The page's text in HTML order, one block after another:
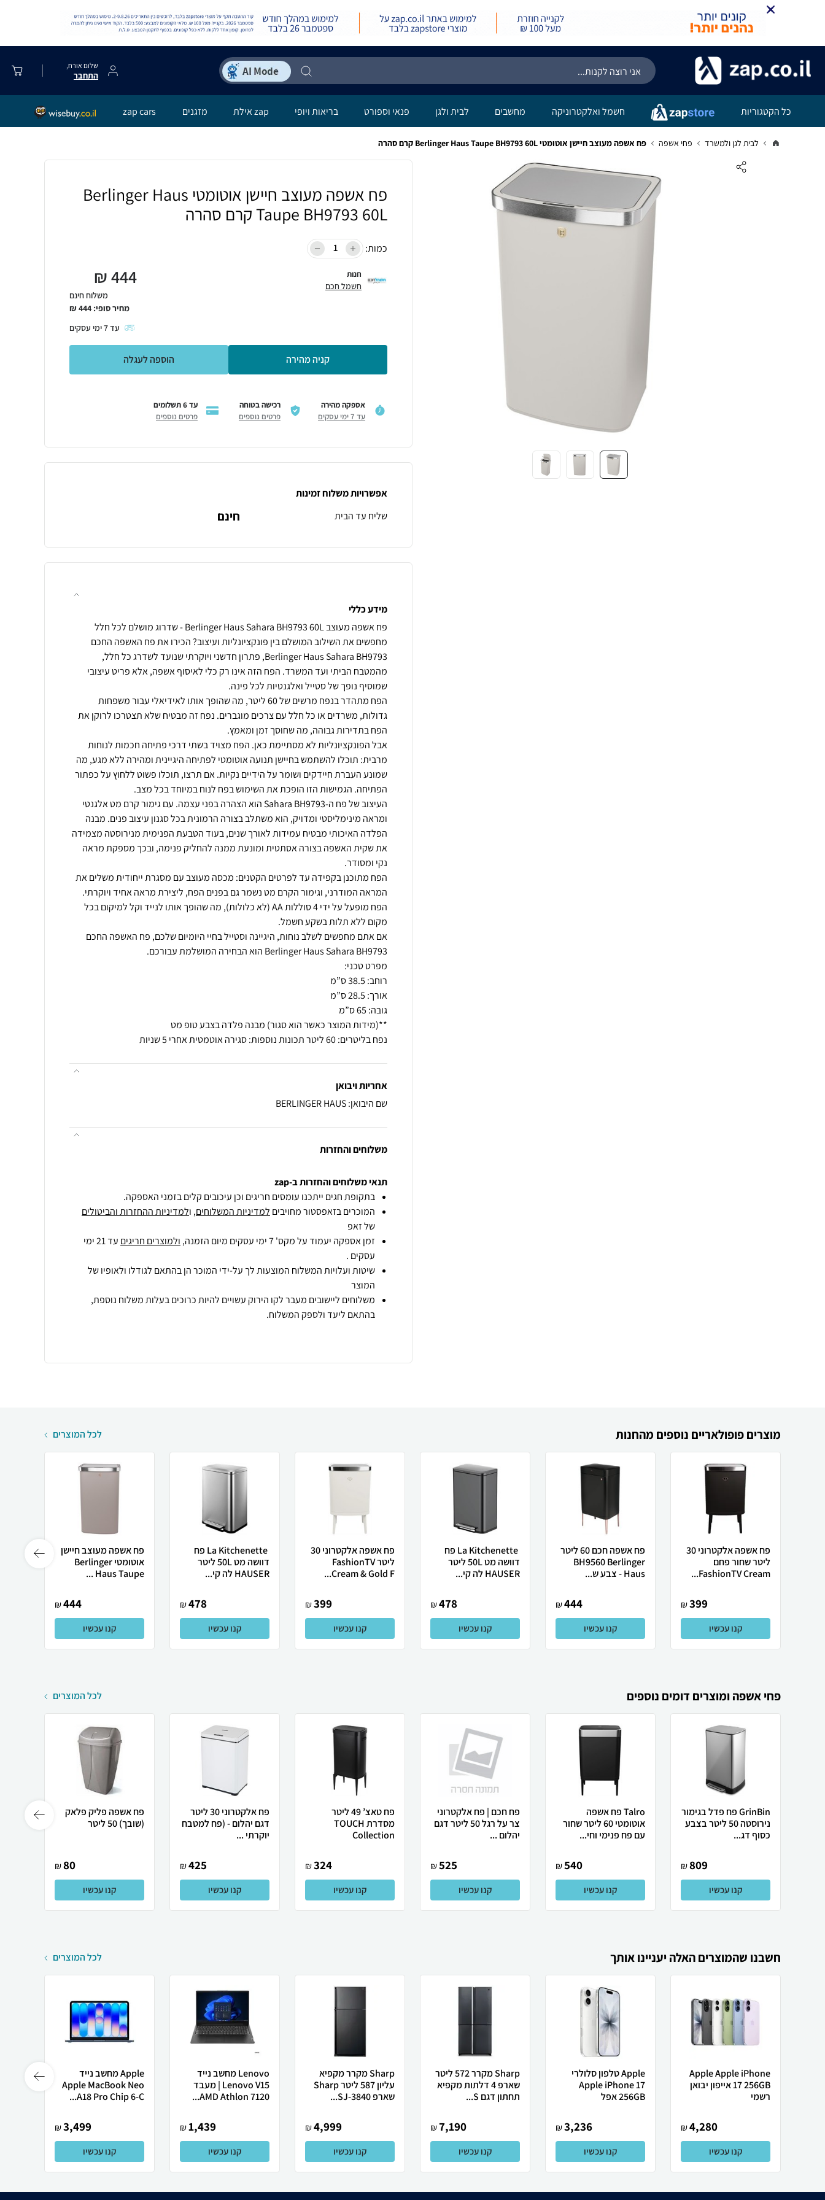
שלום אורח,
התחבר
כל הקטגוריות חשמל ואלקטרוניקה מחשבים לבית ולגן פנאי וספורט בריאות ויופי zap אילת מזגנים zap cars
לבית לגן ולמשרד פחי אשפה פח אשפה מעוצב חיישן אוטומטי Berlinger Haus Taupe BH9793 60L קרם סהרה
פח אשפה מעוצב חיישן אוטומטי Berlinger Haus
Taupe BH9793 60L קרם סהרה
כמות:
חנות
חשמל חכם 444
₪
משלוח חינם
מחיר סופי: 444
₪
עד7ימי עסקים
קניה מהירה הוספה לעגלה
אספקה מהירה
עד 7 ימי עסקים
רכישה בטוחה
פרטים נוספים
עד 6 תשלומים
פרטים נוספים
אפשרויות משלוח זמינות
שליח עד הבית
חינם
מידע כללי
מחפשים את השילוב המושלם בין פונקציונליות ועיצוב? הכירו את פח האשפה החכם
Berlinger Haus Sahara BH9793, פתרון חדשני ויוקרתי שנועד לשדרג כל חלל,
מהמטבח הביתי ועד המשרד. הפח הזה אינו רק כלי לאיסוף אשפה, אלא פריט עיצובי
הפח מתהדר בנפח מרשים של 60 ליטר, מה שהופך אותו לאידיאלי עבור משפחות
גדולות, משרדים או כל חלל עם צרכים מוגברים. נפח זה מבטיח שלא תצטרכו לרוקן את
אבל הפונקציונליות לא מסתיימת כאן. הפח מצויד בשתי דרכי פתיחה חכמות לנוחות
מרבית: תוכלו להשתמש בחיישן תנועה אוטומטי לפתיחה היגיינית ומהירה ללא מגע, מה
שמונע העברת חיידקים ושומר על הידיים נקיות. אם תרצו, תוכלו פשוט ללחוץ על כפתור
העיצוב של פח ה-Sahara BH9793 הוא הצהרה בפני עצמה. עם גימור קרם מט אלגנטי
ומראה מינימליסטי ומדויק, הוא משתלב בצורה הרמונית בכל סגנון עיצוב פנים. מבנה
הפלדה האיכותי מבטיח עמידות לאורך שנים, בעוד הטבעת הפנימית מנירוסטה מצמידה
את שקית האשפה בצורה אסתטית ומונעת ממנה להחליק פנימה, ובכך מספקת מראה
הפח מתוכנן בקפידה עד לפרטים הקטנים: מכסה מעוצב עם מסגרת ייחודית משלים את
המראה המודרני, וגימור הקרם מט נשמר גם בפנים הפח, ליצירת מראה אחיד ויוקרתי.
הפח מופעל על ידי 4 סוללות AA (לא כלולות), מה שהופך אותו לנייד וקל למיקום בכל
אם אתם מחפשים לשלב נוחות, היגיינה וסטייל בחיי היומיום שלכם, פח האשפה החכם
נפח בליטרים: 60 ליטר תכונות נוספות: סגירה אוטמטית אחרי 5 שניות
אחריות ויבואן
שם היבואן: BERLINGER HAUS
משלוחים והחזרות
תנאי משלוחים והחזרות ב-zap
בתקופת חגים ייתכנו עומסים חריגים וכן עיכובים קלים בזמני האספקה.
המוכרים בזאפסטור מחויבים למדיניות המשלוחים, ולמדיניות ההחזרות והביטולים
של זאפ
זמן אספקה יעמוד על מקס' 7 ימי עסקים מיום הזמנה,
ולמוצרים חריגים
עד 21 ימי
עסקים .
שיטות ועלויות המשלוח המוצעות לך על-ידי המוכר הן בהתאם לגודלו ולאופיו של
המוצר
משלוחים ליישובים מעבר לקו הירוק עשויים להיות כרוכים בעלות משלוח נוספת,
בהתאם ליעד ולספק המשלוח.
מוצרים פופולאריים נוספים מהחנות לכל המוצרים
פח אשפה אלקטרוני 30
ליטר שחור פחם
FashionTV Cream...
399
₪
קנו עכשיו
פח אשפה חכם 60 ליטר
BH9560 Berlinger
Haus - צבע ש...
444
₪
קנו עכשיו
La Kitchenette ‎ פח
דוושה מט 50L ליטר
HAUSER לה קי...
478
₪
קנו עכשיו
פח אשפה אלקטרוני 30
ליטר FashionTV
Cream & Gold F...
399
₪
קנו עכשיו
La Kitchenette ‎ פח
דוושה מט 50L ליטר
HAUSER לה קי...
478
₪
קנו עכשיו
פח אשפה מעוצב חיישן
אוטומטי Berlinger
Haus Taupe ...
444
₪
קנו עכשיו
פחי אשפה ומוצרים דומים נוספים לכל המוצרים
GrinBin פח פדל בגימור
נירוסטה 50 ליטר בצבע
כסוף דג...
809
₪
קנו עכשיו
Talro פח אשפה
אוטומטי 60 ליטר שחור
עם פח פנימי וחי...
540
₪
קנו עכשיו
פח חכם | פח אלקטרוני
צר על רגל 50 ליטר דגם
יהלום ...
525
₪
קנו עכשיו
פח טאצ’ 49 ליטר
מסדרת TOUCH
Collection
324
₪
קנו עכשיו
פח אלקטרוני 30 ליטר
דגם יהלום - (פח למטבח
יוקרתי ...
425
₪
קנו עכשיו
פח אשפה פליק פלאק
(שובך) 50 ליטר
80
₪
קנו עכשיו
חשבנו שהמוצרים האלה יעניינו אותך לכל המוצרים
Apple Apple iPhone
17 256GB אייפון יבואן
רשמי
4,280
₪
קנו עכשיו
Apple טלפון סלולרי
Apple iPhone 17
256GB אפל
3,236
₪
קנו עכשיו
Sharp מקרר 572 ליטר
שארפ 4 דלתות מקפיא
תחתון דגם S...
7,190
₪
קנו עכשיו
Sharp מקרר מקפיא
עליון 587 ליטר Sharp
שארפ SJ-3840...
4,999
₪
קנו עכשיו
Lenovo מחשב נייד
Lenovo V15 | מעבד
AMD Athlon 7120...
1,439
₪
קנו עכשיו
Apple מחשב נייד
Apple MacBook Neo
A18 Pro Chip 6-C...
3,499
₪
קנו עכשיו